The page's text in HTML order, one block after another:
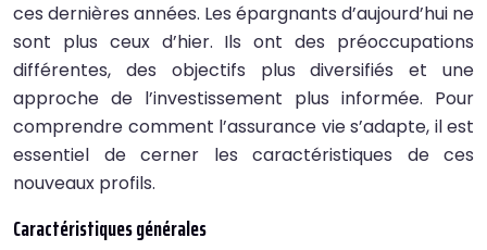
ces dernières années. Les épargnants d’aujourd’hui ne
sont plus ceux d’hier. Ils ont des préoccupations
différentes, des objectifs plus diversifiés et une
approche de l’investissement plus informée. Pour
comprendre comment l’assurance vie s’adapte, il est
essentiel de cerner les caractéristiques de ces
nouveaux profils.
Caractéristiques générales